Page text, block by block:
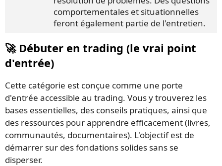
comportementales et situationnelles
feront également partie de l'entretien.
🚀 Débuter en trading (le vrai point
d'entrée)
Cette catégorie est conçue comme une porte
d'entrée accessible au trading. Vous y trouverez les
bases essentielles, des conseils pratiques, ainsi que
des ressources pour apprendre efficacement (livres,
communautés, documentaires). L'objectif est de
démarrer sur des fondations solides sans se
disperser.